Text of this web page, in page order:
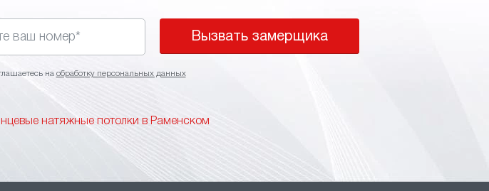
Вызвать замерщика
на обработку персональных данных
натяжные потолки в Раменском